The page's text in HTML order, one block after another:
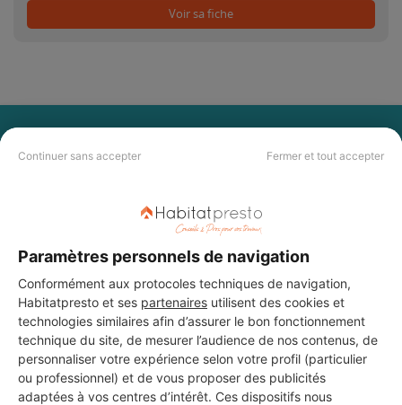
Continuer sans accepter Fermer et tout accepter
Paramètres personnels de navigation
Conformément aux protocoles techniques de navigation,
Habitatpresto et ses partenaires utilisent des cookies et
technologies similaires afin d’assurer le bon fonctionnement
technique du site, de mesurer l’audience de nos contenus, de
personnaliser votre expérience selon votre profil (particulier
ou professionnel) et de vous proposer des publicités
adaptées à vos centres d’intérêt. Ces dispositifs nous
Voir sa fiche
PAS LE TEMPS DE
CHERCHER ?
Vous souhaitez réaliser des travaux et ne savez quel professionnel
auprès de notre réseau de 5 000
professionnels partout en France.
DEMANDER UN DEVIS